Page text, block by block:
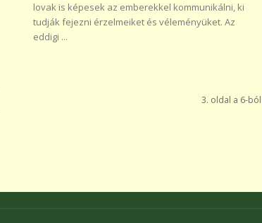
lovak is képesek az emberekkel kommunikálni, ki
tudják fejezni érzelmeiket és véleményüket. Az
eddigi ...
3. oldal a 6-ból